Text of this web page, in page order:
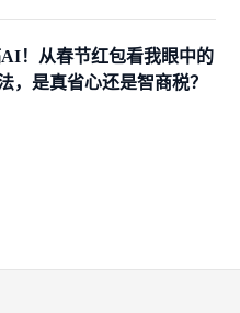
！从春节红包看我眼中的
，是真省心还是智商税？